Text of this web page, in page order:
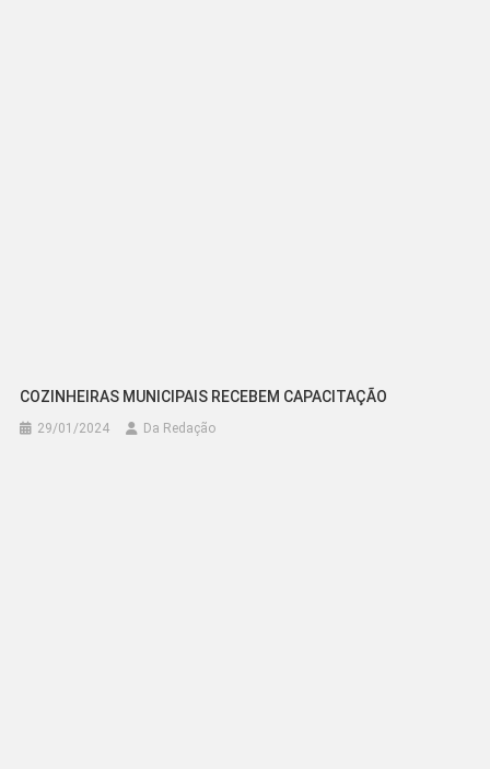
COZINHEIRAS MUNICIPAIS RECEBEM CAPACITAÇÃO
29/01/2024 Da Redação